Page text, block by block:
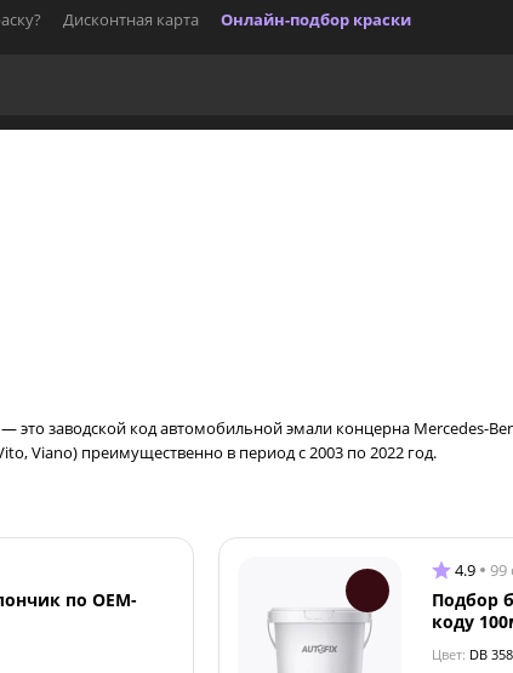
Дисконтная карта Онлайн-подбор краски
это заводской код автомобильной эмали концерна Mercedes-
Viano) преимущественно в период с 2003 по 2022 год.
по OEM-
4.9 99
Подбор
коду
Цвет: DB